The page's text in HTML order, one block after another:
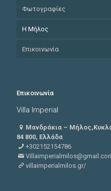
Φωτογραφίες
Η Μήλος
Επικοινωνία
Επικοινωνία
Villa Imperial
Μανδράκια –
84 800, Ελλάδα
+302152154786
villaimperialmilos.gr/